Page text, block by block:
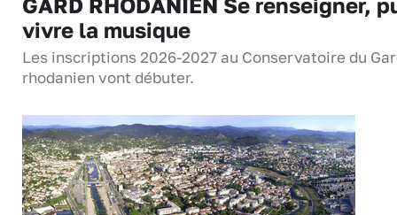
vivre la musique
Les inscriptions 2026-2027 au Conservatoire du
rhodanien vont débuter.